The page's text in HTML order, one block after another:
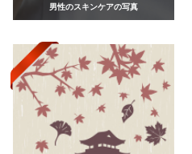
男性のスキンケアの写真